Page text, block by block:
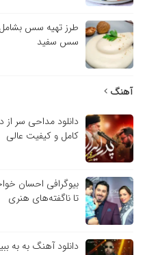
طرز تهیه سس
سس سفید
آهنگ
دانلود مداحی سر
کامل و کیفیت عالی
بیوگرافی احسان
تا ناگفته‌های هنری
دانلود آهنگ به به